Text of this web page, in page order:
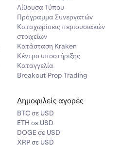
Αίθουσα Τύπου
Πρόγραμμα Συνεργατών
Καταχωρίσεις περιουσιακών
στοιχείων
Κατάσταση Kraken
Κέντρο υποστήριξης
Καταγγελία
Breakout Prop Trading
Δημοφιλείς αγορές
BTC σε USD
ETH σε USD
DOGE σε USD
XRP σε USD